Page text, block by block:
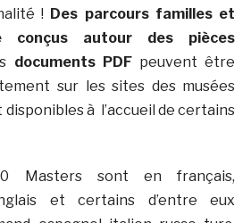
! Des parcours familles et
autour des pièces
documents PDFpeuvent être
sur les sites des musées
à l’accueil de certains
Masters sont en français,
et certains d’entre eux